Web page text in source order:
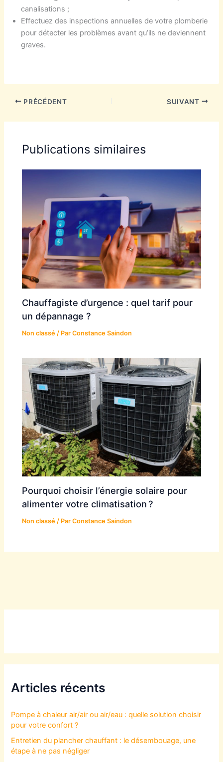
canalisations ;
Effectuez des inspections annuelles de votre plomberie
pour détecter les problèmes avant qu’ils ne deviennent
graves.
PRÉCÉDENT SUIVANT
Publications similaires
Chauffagiste d’urgence : quel tarif pour
un dépannage ?
Non classé / ParConstance Saindon
Pourquoi choisir l’énergie solaire pour
alimenter votre climatisation ?
Non classé / ParConstance Saindon
Articles récents
Pompe à chaleur air/air ou air/eau : quelle solution choisir
pour votre confort ?
Entretien du plancher chauffant : le désembouage, une
étape à ne pas négliger